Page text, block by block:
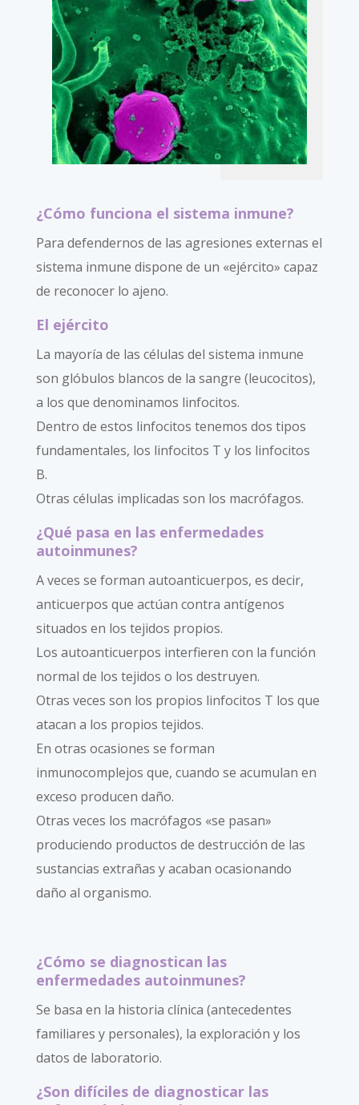
¿Cómo funciona el sistema inmune?
Para defendernos de las agresiones externas el
sistema inmune dispone de un «ejército» capaz
de reconocer lo ajeno.
El ejército
La mayoría de las células del sistema inmune
son glóbulos blancos de la sangre (leucocitos),
a los que denominamos linfocitos.
Dentro de estos linfocitos tenemos dos tipos
fundamentales, los linfocitos T y los linfocitos
B.
Otras células implicadas son los macrófagos.
¿Qué pasa en las enfermedades
autoinmunes?
A veces se forman autoanticuerpos, es decir,
anticuerpos que actúan contra antígenos
situados en los tejidos propios.
Los autoanticuerpos interfieren con la función
normal de los tejidos o los destruyen.
Otras veces son los propios linfocitos T los que
atacan a los propios tejidos.
En otras ocasiones se forman
inmunocomplejos que, cuando se acumulan en
exceso producen daño.
Otras veces los macrófagos «se pasan»
produciendo productos de destrucción de las
sustancias extrañas y acaban ocasionando
daño al organismo.
¿Cómo se diagnostican las
enfermedades autoinmunes?
Se basa en la historia clínica (antecedentes
familiares y personales), la exploración y los
datos de laboratorio.
¿Son difíciles de diagnosticar las